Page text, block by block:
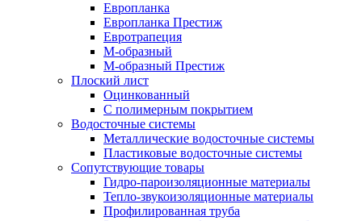
Европланка
Европланка Престиж
Евротрапеция
М-образный
М-образный Престиж
Плоский лист
Оцинкованный
С полимерным покрытием
Водосточные системы
Металлические водосточные системы
Пластиковые водосточные системы
Сопутствующие товары
Гидро-пароизоляционные материалы
Тепло-звукоизоляционные материалы
Профилированная труба